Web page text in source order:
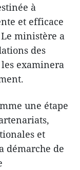
à
et efficace
ministère a
des
examinera
une étape
et
démarche de